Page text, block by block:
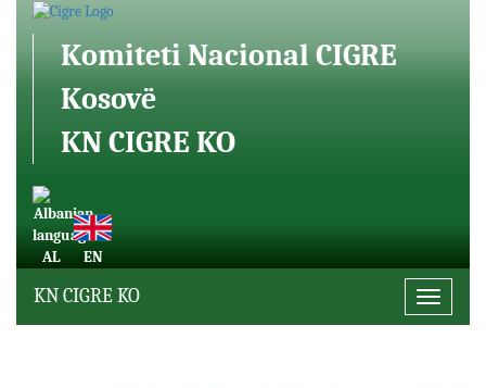
Komiteti Nacional CIGRE
Kosovë
KN CIGRE KO
AL EN
Toggle
KN CIGRE KO